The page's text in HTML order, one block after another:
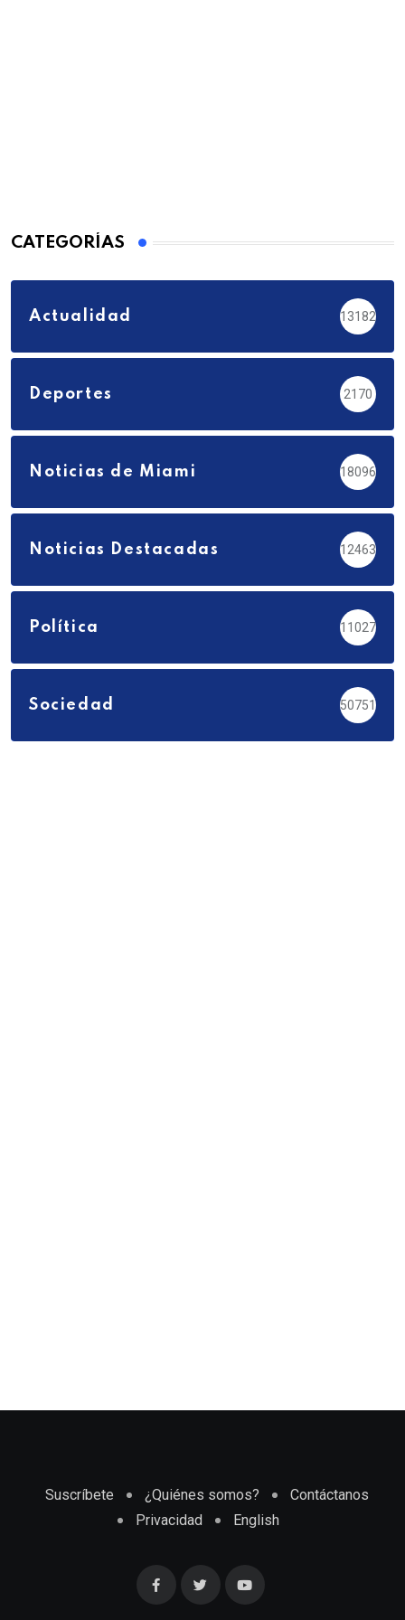
CATEGORÍAS
Actualidad 13182
Deportes 2170
Noticias de Miami 18096
Noticias Destacadas 12463
Política 11027
Sociedad 50751
Suscríbete ¿Quiénes somos?
Contáctanos
Privacidad
English